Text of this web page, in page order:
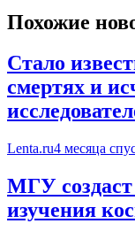
Похожие
Стало
смертях и
Lenta.ru4 месяца
МГУ
изучения